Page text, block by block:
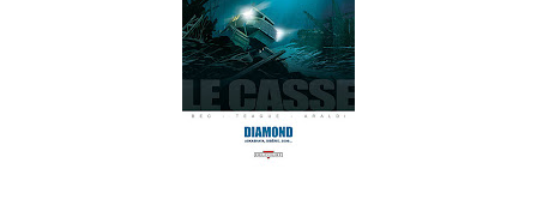
que Thomas connaissait et appréciait Olivier. Marlowe découvre une ville qu’il
ne connaissait pas, habitée par la méfiance, la peur et le rigorisme de la Ligue,
une ville pleine de mystères et de vieilles rancœurs. La Dame d...